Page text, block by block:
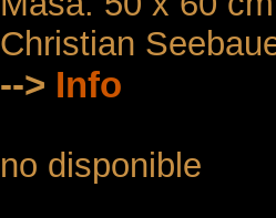
Christian
--> Info
no disponible